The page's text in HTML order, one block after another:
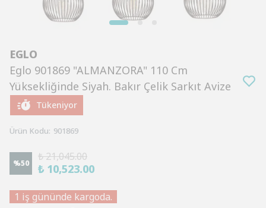
EGLO
Eglo 901869 "ALMANZORA" 110 Cm
Yüksekliğinde Siyah. Bakır Çelik Sarkıt Avize
Tükeniyor
Ürün Kodu: 901869
%50
₺ 21,045.00
₺ 10,523.00
1 iş gününde kargoda.